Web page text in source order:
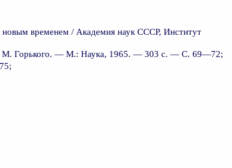
новым временем / Академия наук СССР, Институт
М. Горького. — М.: Наука, 1965. — 303 с. — С. 69—72;